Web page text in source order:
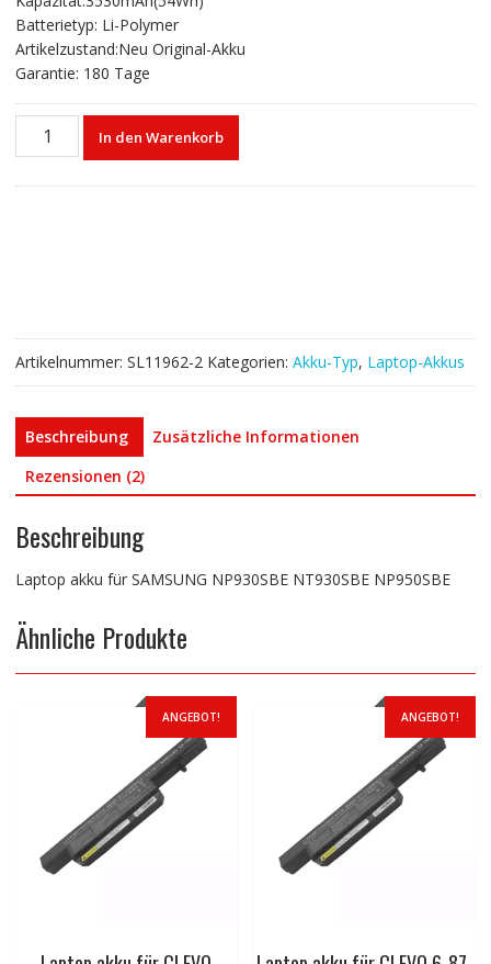
€68,99€38,99.
Batterietyp: Li-Polymer
Artikelzustand:Neu Original-Akku
Garantie: 180 Tage
Laptop
In den Warenkorb
Artikelnummer: SL11962-2 Kategorien: Akku-Typ, Laptop-Akkus
Beschreibung
Zusätzliche Informationen
Rezensionen (2)
Beschreibung
Laptop akku für SAMSUNG NP930SBE NT930SBE NP950SBE
Ähnliche Produkte
ANGEBOT! ANGEBOT!